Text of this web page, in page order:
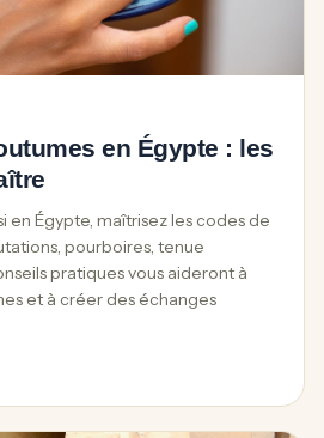
en Égypte : les
en Égypte, maîtrisez les codes de
pourboires, tenue
pratiques vous aideront à
et à créer des échanges